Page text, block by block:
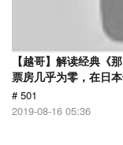
【越哥】解读经典《
票房几乎为零，在日
# 501
2019-08-16 05:36